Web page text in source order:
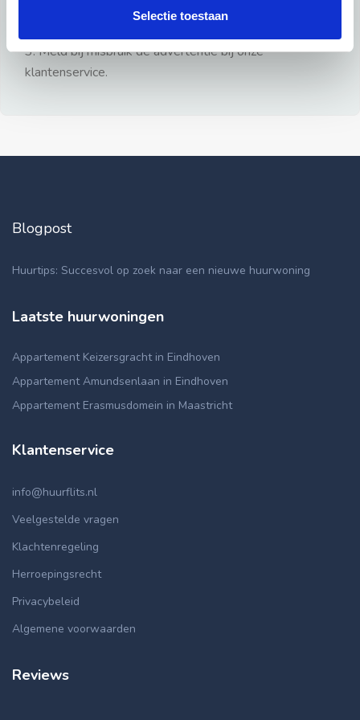
Selectie toestaan
3: Meld bij misbruik de advertentie bij onze
klantenservice.
Blogpost
Huurtips: Succesvol op zoek naar een nieuwe huurwoning
Laatste huurwoningen
Appartement Keizersgracht in Eindhoven
Appartement Amundsenlaan in Eindhoven
Appartement Erasmusdomein in Maastricht
Klantenservice
info@huurflits.nl
Veelgestelde vragen
Klachtenregeling
Herroepingsrecht
Privacybeleid
Algemene voorwaarden
Reviews